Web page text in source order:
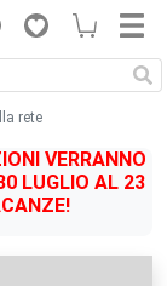
rete
VERRANNO
LUGLIO AL 23